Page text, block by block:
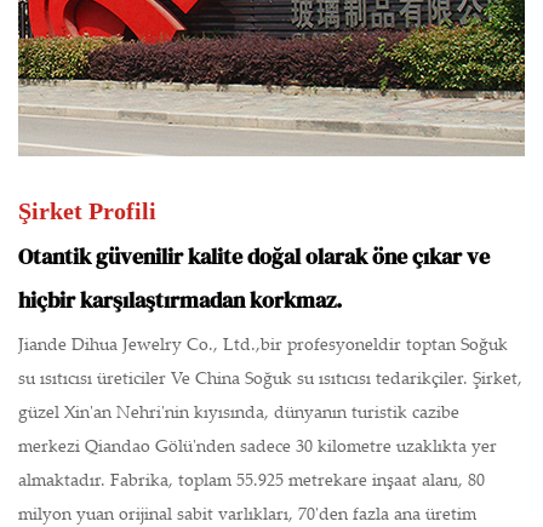
Şirket Profili
Otantik güvenilir kalite doğal olarak öne çıkar ve
hiçbir karşılaştırmadan korkmaz.
Jiande Dihua Jewelry Co., Ltd.,bir profesyoneldir toptan Soğuk
su ısıtıcısı üreticiler Ve China Soğuk su ısıtıcısı tedarikçiler. Şirket,
güzel Xin'an Nehri'nin kıyısında, dünyanın turistik cazibe
merkezi Qiandao Gölü'nden sadece 30 kilometre uzaklıkta yer
almaktadır. Fabrika, toplam 55.925 metrekare inşaat alanı, 80
milyon yuan orijinal sabit varlıkları, 70'den fazla ana üretim